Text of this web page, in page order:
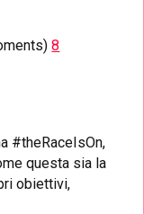
8
#theRaceIsOn,
questa sia la
obiettivi,